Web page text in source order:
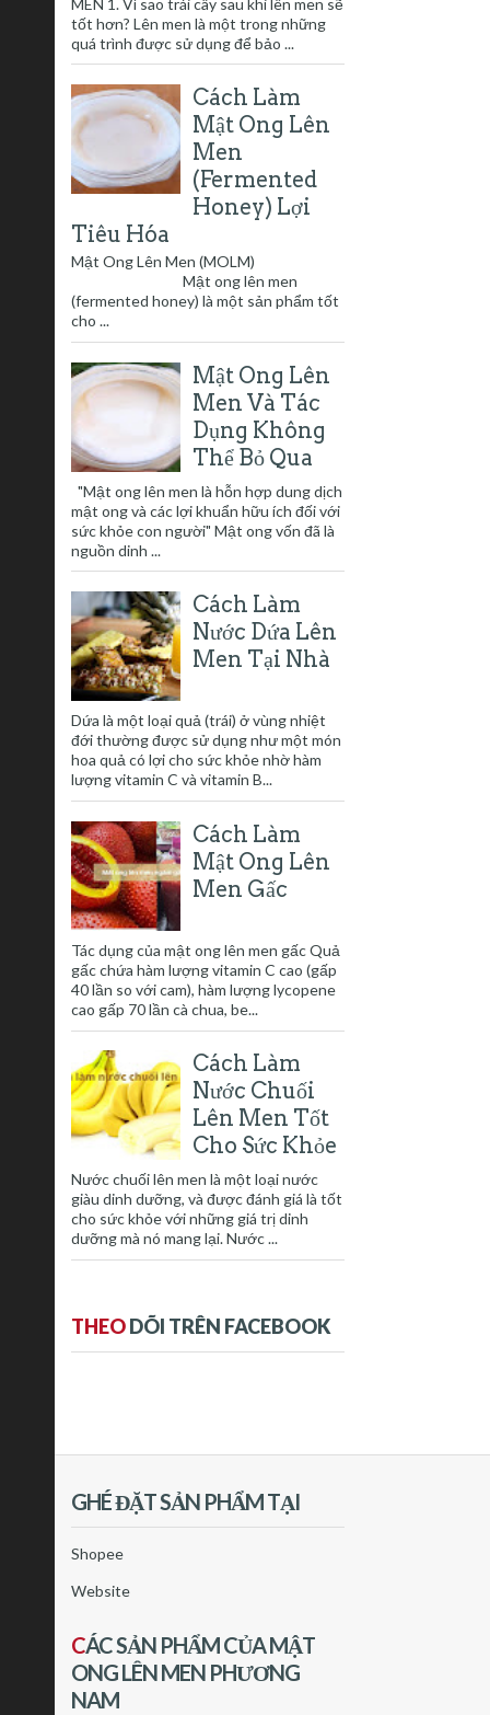
tốt hơn? Lên men là một trong những
quá trình được sử dụng để bảo ...
Cách Làm
Mật Ong Lên
Men
(Fermented
Honey) Lợi
Tiêu Hóa
Mật Ong Lên Men (MOLM)
Mật ong lên men
(fermented honey) là một sản phẩm tốt
cho ...
Mật Ong Lên
Men Và Tác
Dụng Không
Thể Bỏ Qua
"Mật ong lên men là hỗn hợp dung dịch
mật ong và các lợi khuẩn hữu ích đối với
sức khỏe con người" Mật ong vốn đã là
nguồn dinh ...
Cách Làm
Nước Dứa Lên
Men Tại Nhà
Dứa là một loại quả (trái) ở vùng nhiệt
đới thường được sử dụng như một món
hoa quả có lợi cho sức khỏe nhờ hàm
lượng vitamin C và vitamin B...
Cách Làm
Mật Ong Lên
Men Gấc
Tác dụng của mật ong lên men gấc Quả
gấc chứa hàm lượng vitamin C cao (gấp
40 lần so với cam), hàm lượng lycopene
cao gấp 70 lần cà chua, be...
Cách Làm
Nước Chuối
Lên Men Tốt
Cho Sức Khỏe
Nước chuối lên men là một loại nước
giàu dinh dưỡng, và được đánh giá là tốt
cho sức khỏe với những giá trị dinh
dưỡng mà nó mang lại. Nước ...
THEODÕI TRÊN FACEBOOK
GHÉ ĐẶT SẢN PHẨM TẠI
Shopee
Website
CÁC SẢN PHẨM CỦA MẬT
ONG LÊN MEN PHƯƠNG
NAM